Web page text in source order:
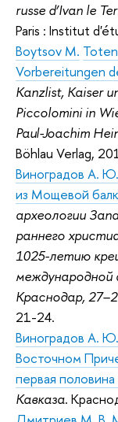
russe d’Ivan le
Paris : Institut
Boytsov M.
Vorbereitungen
Kanzlist, Kaiser
Piccolomini in
Paul-Joachim
Böhlau Verlag,
Виноградов А. Ю.
из Мощевой
археологии
раннего
1025-летию
международной
Краснодар,
21-24.
Виноградов А. Ю.
Восточном
первая
Кавказа.